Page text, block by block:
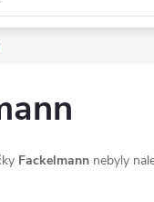
Fackelmann nebyly